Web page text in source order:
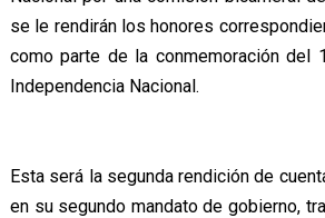
se le rendirán los honores
como parte de la conmemoración del
Independencia Nacional.
Esta será la segunda rendición de
en su segundo mandato de gobierno,